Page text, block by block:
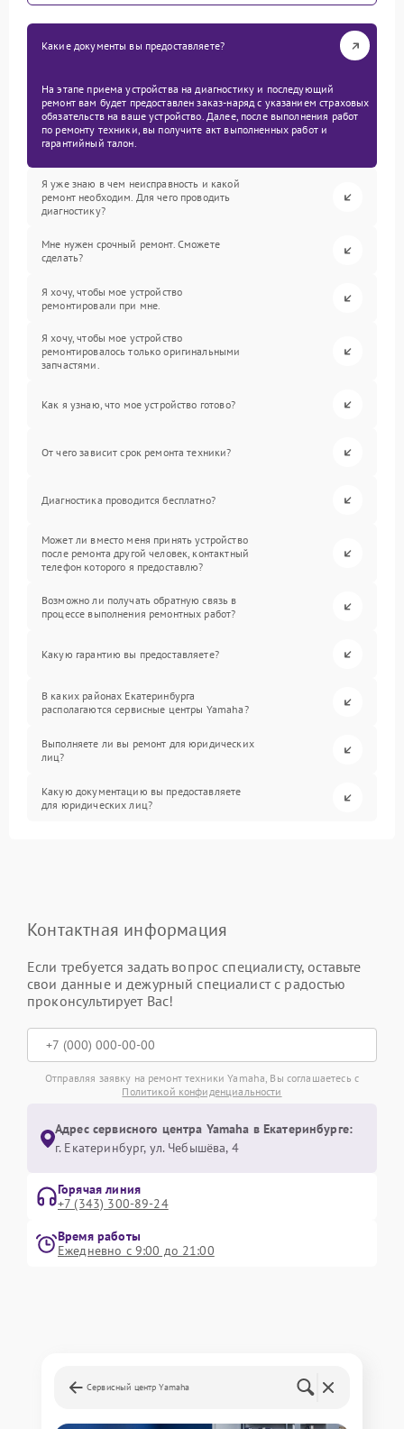
Какие документы вы предоставляете?
На этапе приема устройства на диагностику и последующий
ремонт вам будет предоставлен заказ-наряд с указанием страховых
обязательств на ваше устройство. Далее, после выполнения работ
по ремонту техники, вы получите акт выполненных работ и
гарантийный талон.
Я уже знаю в чем неисправность и какой
ремонт необходим. Для чего проводить
диагностику?
Мне нужен срочный ремонт. Сможете
сделать?
Я хочу, чтобы мое устройство
ремонтировали при мне.
Я хочу, чтобы мое устройство
ремонтировалось только оригинальными
запчастями.
Как я узнаю, что мое устройство готово?
От чего зависит срок ремонта техники?
Диагностика проводится бесплатно?
Может ли вместо меня принять устройство
после ремонта другой человек, контактный
телефон которого я предоставлю?
Возможно ли получать обратную связь в
процессе выполнения ремонтных работ?
Какую гарантию вы предоставляете?
В каких районах Екатеринбурга
располагаются сервисные центры Yamaha?
Выполняете ли вы ремонт для юридических
лиц?
Какую документацию вы предоставляете
для юридических лиц?
Контактная информация
Если требуется задать вопрос специалисту, оставьте
свои данные и дежурный специалист с радостью
проконсультирует Вас!
Отправляя заявку на ремонт техники Yamaha, Вы соглашаетесь с
Политикой конфиденциальности
Адрес сервисного центра Yamaha в Екатеринбурге:
г. Екатеринбург, ул. Чебышёва, 4
Горячая линия
+7 (343) 300-89-24
Время работы
Ежедневно с 9:00 до 21:00
Сервисный центр Yamaha